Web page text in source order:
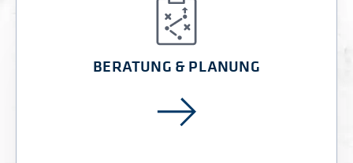
BERATUNG & PLANUNG